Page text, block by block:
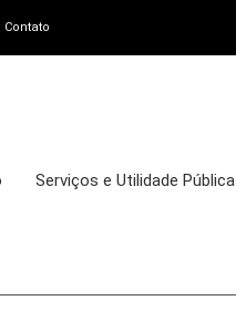
Contato
Serviços e Utilidade Pública